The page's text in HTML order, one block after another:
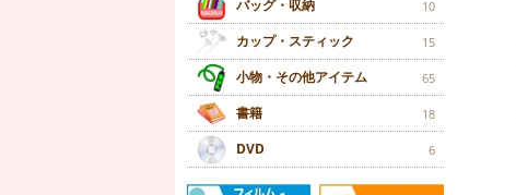
バッグ・収納 10
カップ・スティック 15
小物・その他アイテム 65
書籍 18
DVD 6